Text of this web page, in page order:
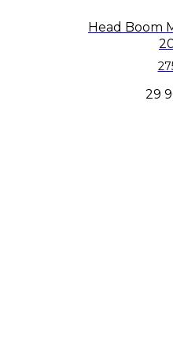
Head Boom
29